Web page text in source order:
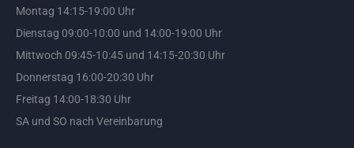
Montag 14:15-19:00 Uhr
Dienstag 09:00-10:00 und 14:00-19:00 Uhr
Mittwoch 09:45-10:45 und 14:15-20:30 Uhr
Donnerstag 16:00-20:30 Uhr
Freitag 14:00-18:30 Uhr
SA und SO nach Vereinbarung